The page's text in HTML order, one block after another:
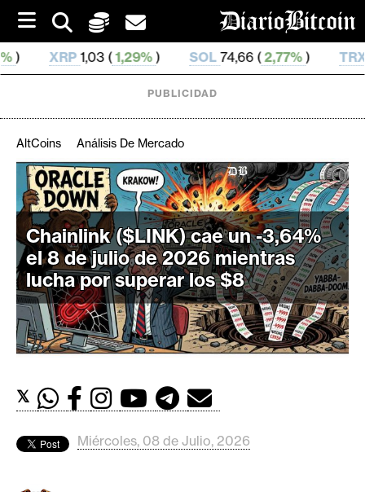
i
p
t
o
SOL74,66 (2,77% TRX0,327 377 ( -0,01%
C
r
i
p
t
o
M
e
r
d
s
PUBLICIDAD
AltCoins Análisis De Mercado
Chainlink ($LINK) cae un -3,64%
el 8 de julio de 2026 mientras
lucha por superar los $8
𝕏
Miércoles, 08 de Julio, 2026